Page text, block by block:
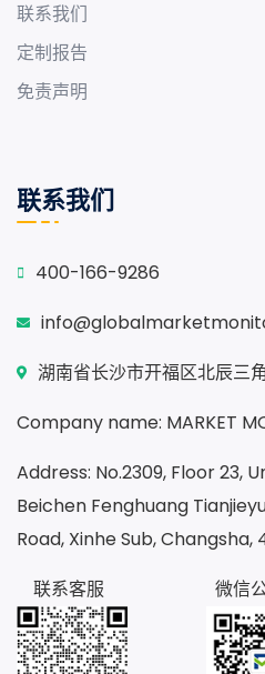
联系我们
定制报告
免责声明
联系我们
400-166-9286
湖南省长沙市开福区北辰三
Company name: MARKET
Address: No.2309, Floor 23,
Beichen Fenghuang
Road, Xinhe Sub, Changsha,
联系客服
微信